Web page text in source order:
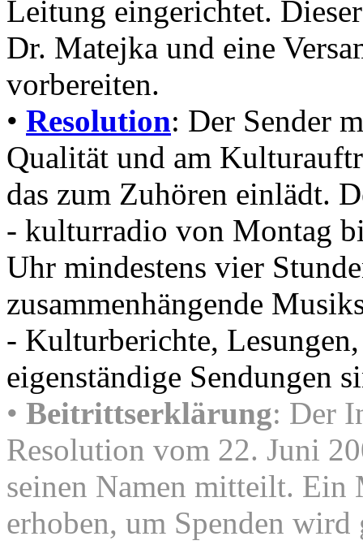
Leitung eingerichtet.
Dr. Matejka und eine
vorbereiten.
• Resolution: Der Sender
Qualität und am
das zum Zuhören einlädt.
- kulturradio von Montag
Uhr mindestens vier
zusammenhängende
- Kulturberichte,
eigenständige Sendungen
• Beitrittserklärung: Der
Resolution vom 22. Juni
seinen Namen mitteilt.
erhoben, um Spenden wird